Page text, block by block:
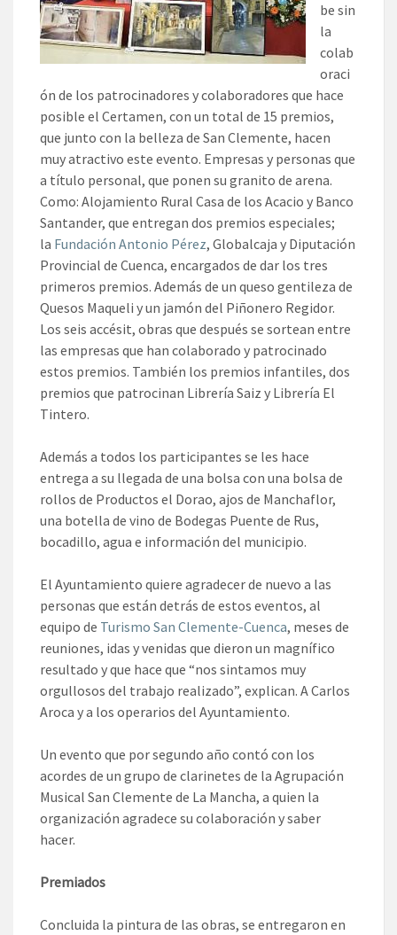
be sin
la
colab
oraci
ón de los patrocinadores y colaboradores que hace
posible el Certamen, con un total de 15 premios,
que junto con la belleza de San Clemente, hacen
muy atractivo este evento. Empresas y personas que
a título personal, que ponen su granito de arena.
Como: Alojamiento Rural Casa de los Acacio y Banco
Santander, que entregan dos premios especiales;
la Fundación Antonio Pérez, Globalcaja y Diputación
Provincial de Cuenca, encargados de dar los tres
primeros premios. Además de un queso gentileza de
Quesos Maqueli y un jamón del Piñonero Regidor.
Los seis accésit, obras que después se sortean entre
las empresas que han colaborado y patrocinado
estos premios. También los premios infantiles, dos
premios que patrocinan Librería Saiz y Librería El
Tintero.
Además a todos los participantes se les hace
entrega a su llegada de una bolsa con una bolsa de
rollos de Productos el Dorao, ajos de Manchaflor,
una botella de vino de Bodegas Puente de Rus,
bocadillo, agua e información del municipio.
El Ayuntamiento quiere agradecer de nuevo a las
personas que están detrás de estos eventos, al
equipo de Turismo San Clemente-Cuenca, meses de
reuniones, idas y venidas que dieron un magnífico
resultado y que hace que “nos sintamos muy
orgullosos del trabajo realizado”, explican. A Carlos
Aroca y a los operarios del Ayuntamiento.
Un evento que por segundo año contó con los
acordes de un grupo de clarinetes de la Agrupación
Musical San Clemente de La Mancha, a quien la
organización agradece su colaboración y saber
hacer.
Premiados
Concluida la pintura de las obras, se entregaron en